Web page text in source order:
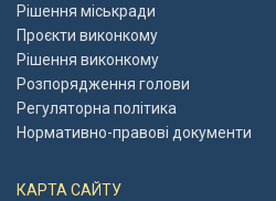
Рішення міськради
Проєкти виконкому
Рішення виконкому
Розпорядження голови
Регуляторна політика
Нормативно-правові документи
КАРТА САЙТУ